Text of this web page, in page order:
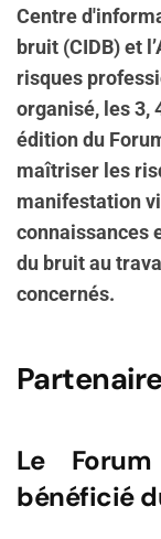
Centre
bruit (CIDB) et
risques
organisé, les 3,
édition du
maîtriser les
manifestation
connaissances
du bruit au
concernés.
Le
bénéficié